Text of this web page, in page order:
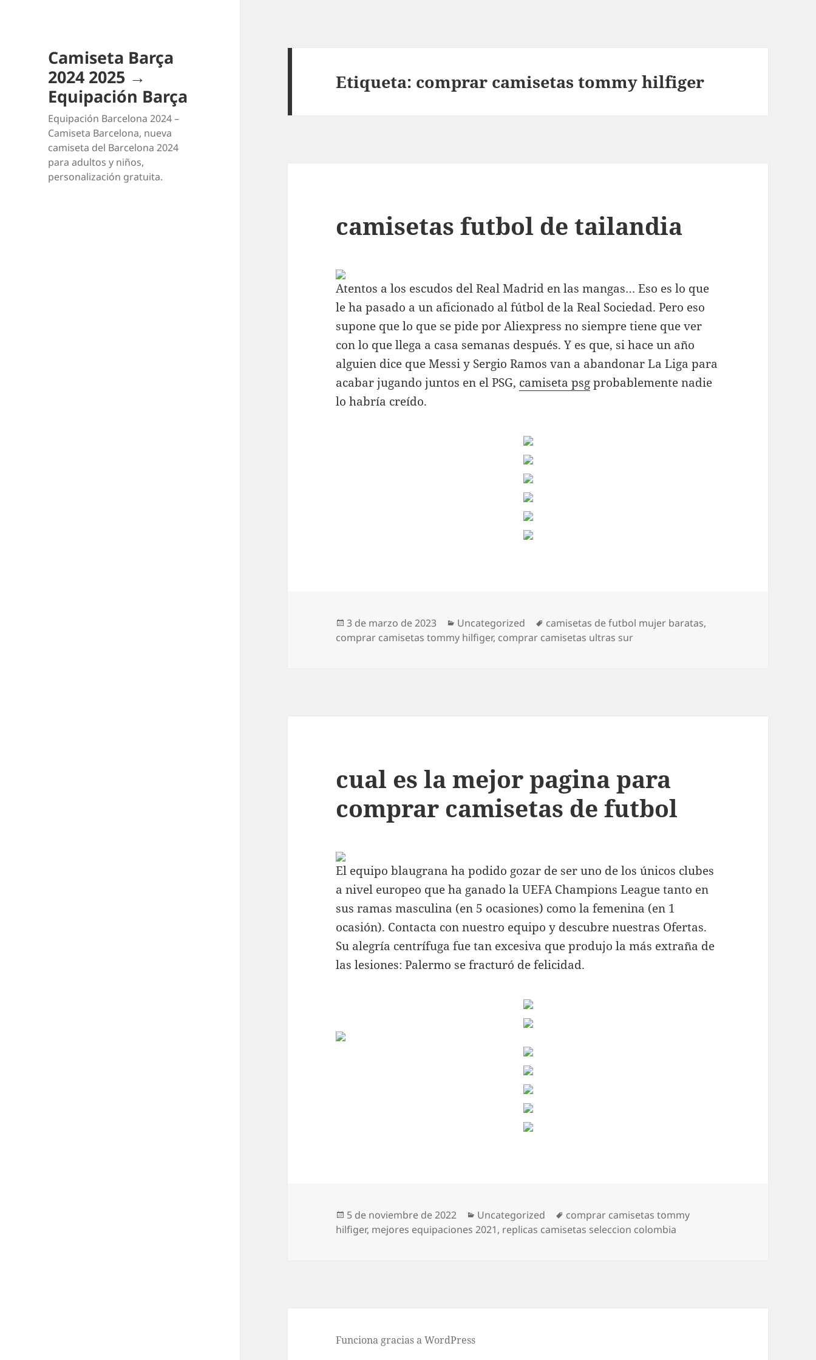
Camiseta Barça
2024 2025 →
Equipación Barça
Equipación Barcelona 2024 –
Camiseta Barcelona, nueva
camiseta del Barcelona 2024
para adultos y niños,
personalización gratuita.
Etiqueta: comprar camisetas tommy hilfiger
camisetas futbol de tailandia
Atentos a los escudos del Real Madrid en las mangas… Eso es lo que
le ha pasado a un aficionado al fútbol de la Real Sociedad. Pero eso
supone que lo que se pide por Aliexpress no siempre tiene que ver
con lo que llega a casa semanas después. Y es que, si hace un año
alguien dice que Messi y Sergio Ramos van a abandonar La Liga para
acabar jugando juntos en el PSG, camiseta psgprobablemente nadie
lo habría creído.
Publicado
el
3 de marzo de 2023 Categorías
Uncategorized Etiquetas
camisetas de futbol mujer baratas,
comprar camisetas tommy hilfiger, comprar camisetas ultras sur
cual es la mejor pagina para
comprar camisetas de futbol
El equipo blaugrana ha podido gozar de ser uno de los únicos clubes
a nivel europeo que ha ganado la UEFA Champions League tanto en
sus ramas masculina (en 5 ocasiones) como la femenina (en 1
ocasión). Contacta con nuestro equipo y descubre nuestras Ofertas.
Su alegría centrífuga fue tan excesiva que produjo la más extraña de
las lesiones: Palermo se fracturó de felicidad.
Publicado
el
5 de noviembre de 2022 Categorías
Uncategorized Etiquetas
comprar camisetas tommy
hilfiger, mejores equipaciones 2021, replicas camisetas seleccion colombia
Funciona gracias a WordPress